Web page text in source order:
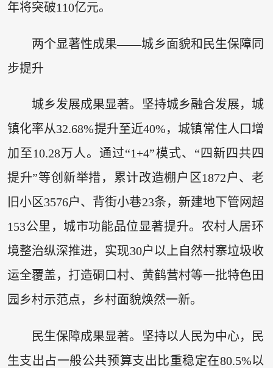
年将突破110亿元。
两个显著性成果——城乡面貌和民生保障同
步提升
城乡发展成果显著。坚持城乡融合发展，城
镇化率从32.68%提升至近40%，城镇常住人口增
加至10.28万人。通过“1+4”模式、“四新四共四
提升”等创新举措，累计改造棚户区1872户、老
旧小区3576户、背街小巷23条，新建地下管网超
153公里，城市功能品位显著提升。农村人居环
境整治纵深推进，实现30户以上自然村寨垃圾收
运全覆盖，打造硐口村、黄鹤营村等一批特色田
园乡村示范点，乡村面貌焕然一新。
民生保障成果显著。坚持以人民为中心，民
生支出占一般公共预算支出比重稳定在80.5%以